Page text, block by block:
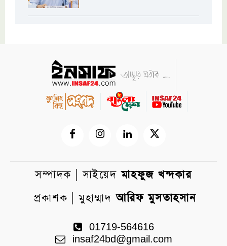
সম্পাদক | সাইয়েদমাহফুজ খন্দকার
প্রকাশক | মুহাম্মাদআরিফ মুসতাহসান
01719-564616
insaf24bd@gmail.com